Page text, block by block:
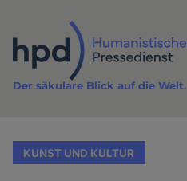
Inhalt
Der säkulare Blick auf die Welt.
KUNST UND KULTUR